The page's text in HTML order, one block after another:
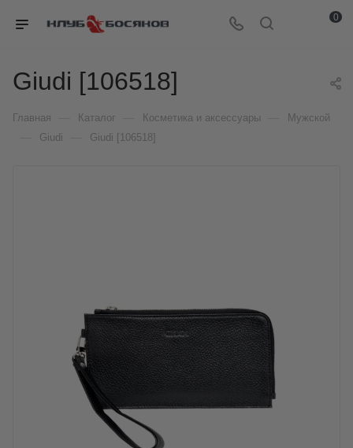
0
Giudi [106518]
Главная Каталог Косметика и аксессуары Мужской
Giudi Giudi [106518]